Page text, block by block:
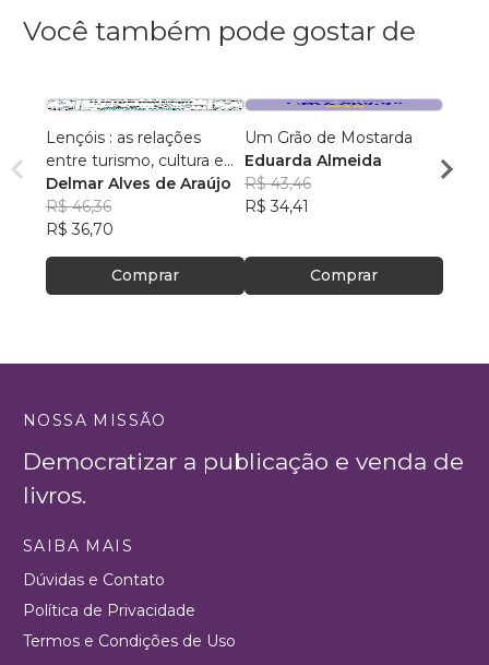
Você também pode gostar de
Lençóis : as relações
entre turismo, cultura e
ambiente
Delmar Alves de Araújo
R$ 46,36
R$ 36,70
Comprar
Um Grão de Mostarda
Eduarda Almeida
R$ 43,46
R$ 34,41
Comprar
Aulas
NOSSA MISSÃO
Democratizar a publicação e venda de
livros.
SAIBA MAIS
Dúvidas e Contato
Política de Privacidade
Termos e Condições de Uso